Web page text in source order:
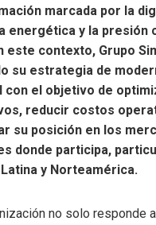
marcada por la
energética y la presión
este contexto, Grupo
su estrategia de
con el objetivo de
reducir costos
su posición en los
donde participa,
y Norteamérica.
no solo responde